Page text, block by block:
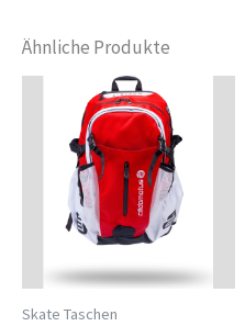
Ähnliche Produkte
Skate Taschen